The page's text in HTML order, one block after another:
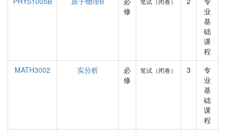
修
业
基
础
课
程
MATH3002
实分析
必
修
笔试（闭卷） 3
专
业
基
础
课
程